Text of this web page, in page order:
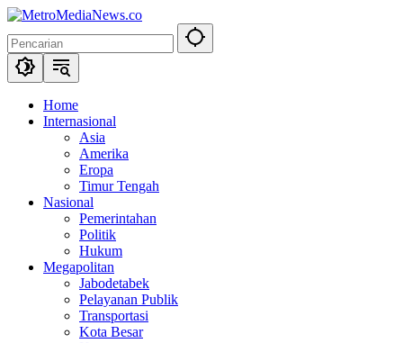
Langsung
konten
Home
Internasional
Asia
Amerika
Eropa
Timur Tengah
Nasional
Pemerintahan
Politik
Hukum
Megapolitan
Jabodetabek
Pelayanan Publik
Transportasi
Kota Besar